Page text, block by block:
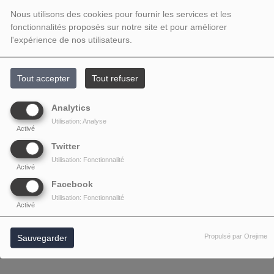
Nous utilisons des cookies pour fournir les services et les
fonctionnalités proposés sur notre site et pour améliorer
l'expérience de nos utilisateurs.
Tout accepter Tout refuser
Analytics
Activé
Utilisation: Analyse
Twitter
Activé
Utilisation: Fonctionnalité
Facebook
Activé
Utilisation: Fonctionnalité
Sauvegarder Propulsé par Orejime